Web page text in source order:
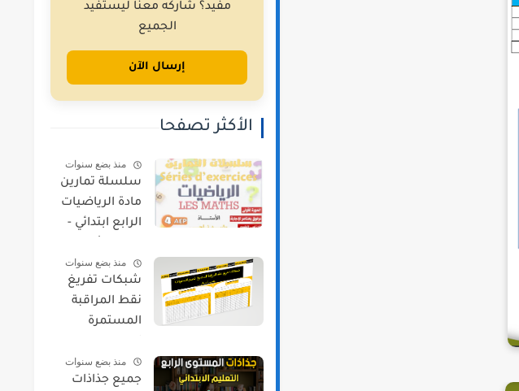
مفيد؟ شاركه معنا ليستفيد
الجميع
إرسال الآن
الأكثر تصفحا
منذ بضع سنوات
سلسلة تمارين
مادة الرياضيات
الرابع ابتدائي -
منذ بضع سنوات
شبكات تفريغ
نقط المراقبة
المستمرة
المستويات
حسب مسار
منذ بضع سنوات
جميع جذاذات